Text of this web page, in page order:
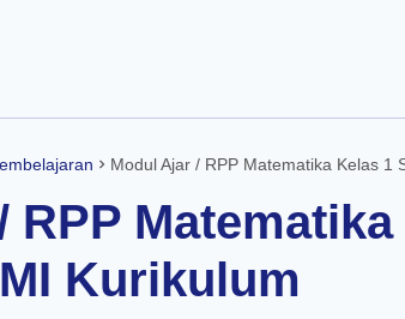
Modul Ajar / RPP Matematika Kelas 1 SD MI Kurikulum
RPP Matematika
Kurikulum